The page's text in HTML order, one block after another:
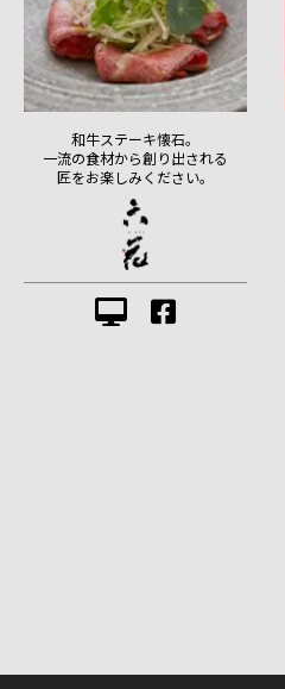
和牛ステーキ懐石。
一流の食材から創り出される
匠をお楽しみください。